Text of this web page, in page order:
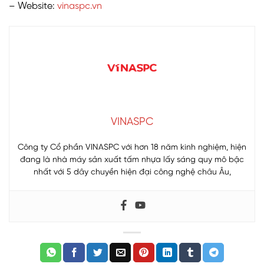
– Website: vinaspc.vn
VINASPC
Công ty Cổ phần VINASPC với hơn 18 năm kinh nghiệm, hiện
đang là nhà máy sản xuất tấm nhựa lấy sáng quy mô bậc
nhất với 5 dây chuyền hiện đại công nghệ châu Âu,